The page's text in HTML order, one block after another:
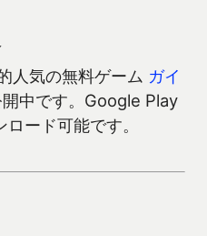
人気の無料ゲーム ガイ
開中です。Google Play
ード可能です。